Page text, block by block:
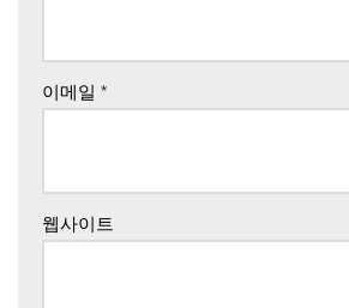
이메일 *
웹사이트